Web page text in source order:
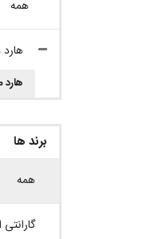
همه
هارد 500 گیگابایت
برند ها
همه